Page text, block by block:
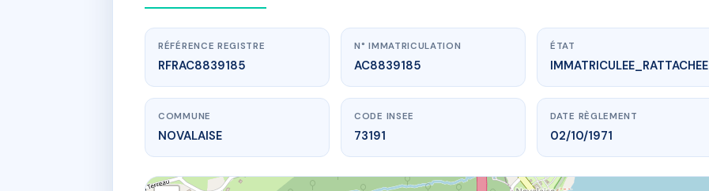
RÉFÉRENCE REGISTRE
RFRAC8839185
N° IMMATRICULATION
AC8839185
ÉTAT
IMMATRICULEE_RATTACHEE
COMMUNE
NOVALAISE
CODE INSEE
73191
DATE RÈGLEMENT
02/10/1971